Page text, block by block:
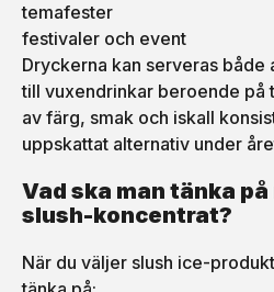
temafester
festivaler och event
Dryckerna kan serveras både
till vuxendrinkar beroende på
av färg, smak och iskall
uppskattat alternativ under
Vad ska man tänka
slush-koncentrat?
När du väljer slush ice-